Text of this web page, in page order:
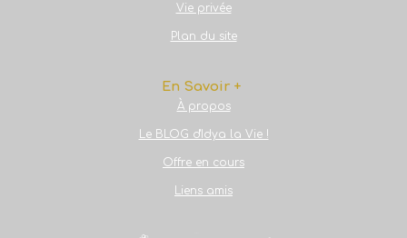
Vie privée
Plan du site
En Savoir +
À propos
Le BLOG d'Idya la Vie !
Offre en cours
Liens amis